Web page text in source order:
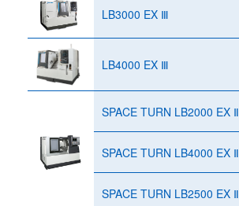
LB3000 EX Ⅲ
LB4000 EX Ⅲ
SPACE TURN LB2000 EX Ⅱ
SPACE TURN LB4000 EX Ⅱ
SPACE TURN LB2500 EX Ⅱ